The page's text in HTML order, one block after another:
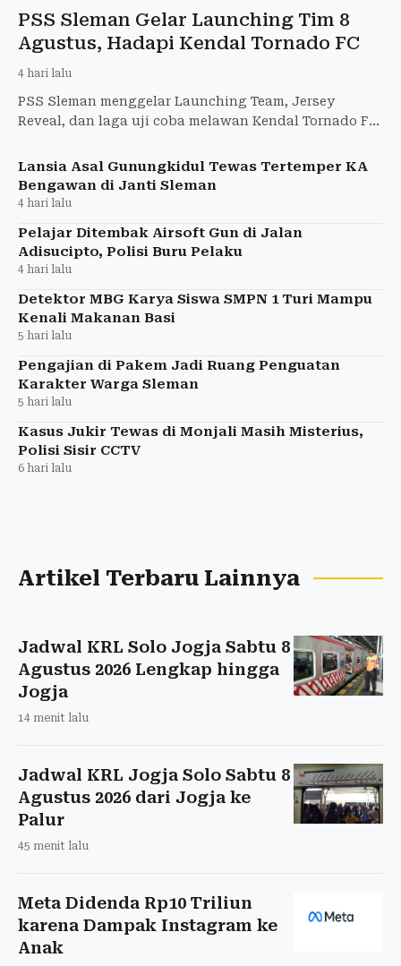
PSS Sleman Gelar Launching Tim 8
Agustus, Hadapi Kendal Tornado FC
4 hari lalu
PSS Sleman menggelar Launching Team, Jersey
Reveal, dan laga uji coba melawan Kendal Tornado FC
Lansia Asal Gunungkidul Tewas Tertemper KA
Bengawan di Janti Sleman
4 hari lalu
Pelajar Ditembak Airsoft Gun di Jalan
Adisucipto, Polisi Buru Pelaku
4 hari lalu
Detektor MBG Karya Siswa SMPN 1 Turi Mampu
Kenali Makanan Basi
5 hari lalu
Pengajian di Pakem Jadi Ruang Penguatan
Karakter Warga Sleman
5 hari lalu
Kasus Jukir Tewas di Monjali Masih Misterius,
Polisi Sisir CCTV
6 hari lalu
Artikel Terbaru Lainnya
Jadwal KRL Solo Jogja Sabtu 8
Agustus 2026 Lengkap hingga
Jogja
14 menit lalu
Jadwal KRL Jogja Solo Sabtu 8
Agustus 2026 dari Jogja ke
Palur
45 menit lalu
Meta Didenda Rp10 Triliun
karena Dampak Instagram ke
Anak